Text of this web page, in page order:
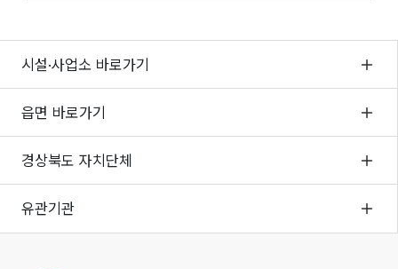
시설·사업소 바로가기
읍면 바로가기
경상북도 자치단체
유관기관